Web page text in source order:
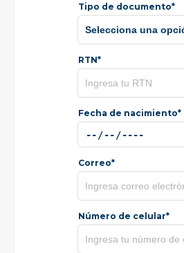
Tipo de documento*
RTN*
Fecha de nacimiento*
Correo*
Número de celular*